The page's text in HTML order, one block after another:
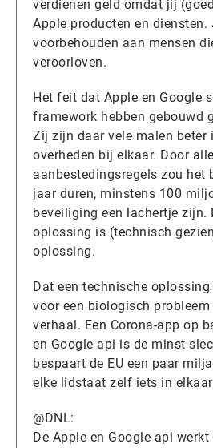
verdienen geld omdat jij
Apple producten en diensten.
voorbehouden aan mensen
veroorloven.
Het feit dat Apple en Google
framework hebben gebouwd
Zij zijn daar vele malen beter
overheden bij elkaar. Door
aanbestedingsregels zou het
jaar duren, minstens 100
beveiliging een lachertje zijn.
oplossing is (technisch
oplossing.
Dat een technische
voor een biologisch probleem
verhaal. Een Corona-app op
en Google api is de minst
bespaart de EU een paar
elke lidstaat zelf iets in
@DNL:
De Apple en Google api